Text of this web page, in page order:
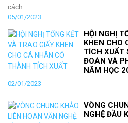
cách...
05/01/2023
HỘI NGHỊ
KHEN CHO
TÍCH XUẤT
ĐOÀN VÀ
NĂM HỌC
02/01/2023
VÒNG
NGHỆ ĐẦU